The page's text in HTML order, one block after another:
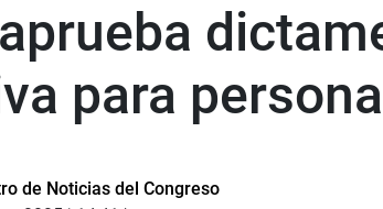
para
de Noticias del Congreso